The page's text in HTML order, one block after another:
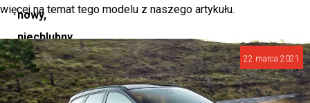
nowy,
niechlubny
rekord.
W
więcej na temat tego modelu z naszego artykułu.
22 marca 2021